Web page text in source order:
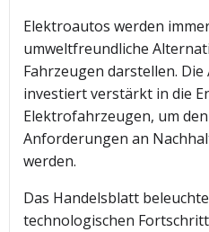
Elektroautos werden
umweltfreundliche
Fahrzeugen darstellen.
investiert verstärkt in die
Elektrofahrzeugen, um
Anforderungen an
werden.
Das Handelsblatt
technologischen